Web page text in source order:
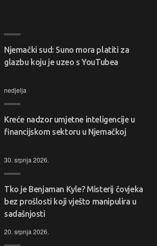
Njemački sud: Suno mora platiti za
glazbu koju je uzeo s YouTubea
nedjelja
Kreće nadzor umjetne inteligencije u
financijskom sektoru u Njemačkoj
30. srpnja 2026.
Tko je Benjaman Kyle? Misterij čovjeka
bez prošlosti koji vješto manipulira u
sadašnjosti
20. srpnja 2026.